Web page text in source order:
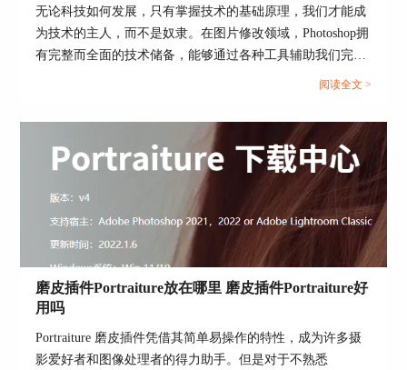
范围少，可调大轻度数值。
如果不会调平滑程度，也可直接使用平滑预设，比
如，如图4所示，常规预设采用了三个参数的较低
图4：常规平滑
无论科技如何发展，只有掌握技术的基础原理，我们才能成
为技术的主人，而不是奴隶。在图片修改领域，Photoshop拥
有完整而全面的技术储备，能够通过各种工具辅助我们完成
设计与修图工作，Portraiture就是PS的一个辅助磨皮的插
何设置Portraiture的滤镜，PS磨皮插件Portraiture对比的相关
阅读全文 >
磨皮插件Portraiture放在哪里 磨皮插件Portraiture好
用吗
Portraiture 磨皮插件凭借其简单易操作的特性，成为许多摄
影爱好者和图像处理者的得力助手。但是对于不熟悉